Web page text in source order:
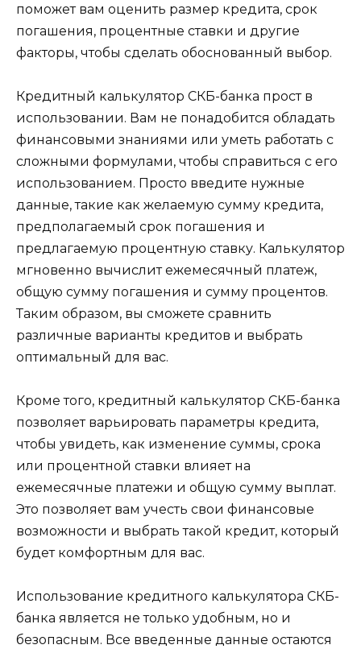
поможет вам оценить размер кредита, срок
погашения, процентные ставки и другие
факторы, чтобы сделать обоснованный выбор.
Кредитный калькулятор СКБ-банка прост в
использовании. Вам не понадобится обладать
финансовыми знаниями или уметь работать с
сложными формулами, чтобы справиться с его
использованием. Просто введите нужные
данные, такие как желаемую сумму кредита,
предполагаемый срок погашения и
предлагаемую процентную ставку. Калькулятор
мгновенно вычислит ежемесячный платеж,
общую сумму погашения и сумму процентов.
Таким образом, вы сможете сравнить
различные варианты кредитов и выбрать
оптимальный для вас.
Кроме того, кредитный калькулятор СКБ-банка
позволяет варьировать параметры кредита,
чтобы увидеть, как изменение суммы, срока
или процентной ставки влияет на
ежемесячные платежи и общую сумму выплат.
Это позволяет вам учесть свои финансовые
возможности и выбрать такой кредит, который
будет комфортным для вас.
Использование кредитного калькулятора СКБ-
банка является не только удобным, но и
безопасным. Все введенные данные остаются